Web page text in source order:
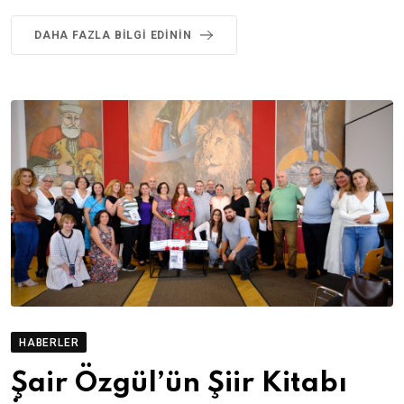
DAHA FAZLA BILGI EDININ
HABERLER
Şair Özgül’ün Şiir Kitabı